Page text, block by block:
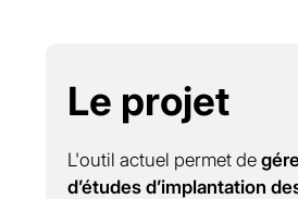
Le projet
L'outil actuel permet de
d’études d’implantation